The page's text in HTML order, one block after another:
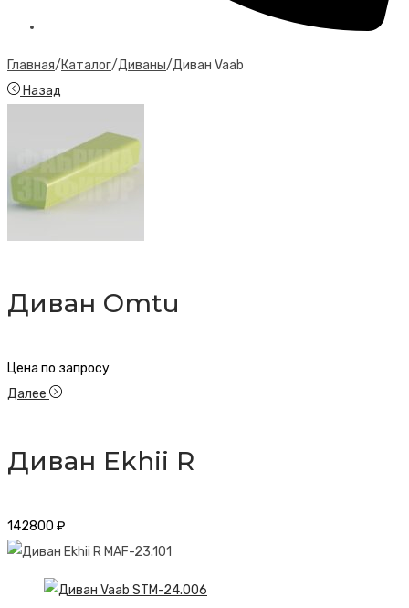
Главная/Каталог/Диваны/Диван Vaab
Назад
Диван Omtu
Цена по запросу
Далее
Диван Ekhii R
142800 ₽